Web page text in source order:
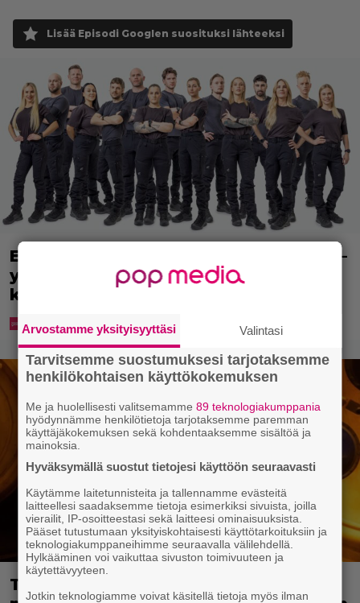
Lisää Episodi Googlen suosituksi lähteeksi
Erikoisjoukot julkaisi uudet kokelaat –
yllättävien nimien joukossa myös
kansanedustaja
Tänään tv:ssä: Vuoden 2023
Arvostamme yksityisyyttäsi Valintasi
Tarvitsemme suostumuksesi tarjotaksemme
henkilökohtaisen käyttökokemuksen
Me ja huolellisesti valitsemamme89 teknologiakumppania
hyödynnämme henkilötietoja tarjotaksemme paremman
käyttäjäkokemuksen sekä kohdentaaksemme sisältöä ja
mainoksia.
Hyväksymällä suostut tietojesi käyttöön seuraavasti
Käytämme laitetunnisteita ja tallennamme evästeitä
laitteellesi saadaksemme tietoja esimerkiksi sivuista, joilla
vierailit, IP-osoitteestasi sekä laitteesi ominaisuuksista.
Pääset tutustumaan yksityiskohtaisesti käyttötarkoituksiin ja
teknologiakumppaneihimme seuraavalla välilehdellä.
Hylkääminen voi vaikuttaa sivuston toimivuuteen ja
käytettävyyteen.
Jotkin teknologiamme voivat käsitellä tietoja myös ilman